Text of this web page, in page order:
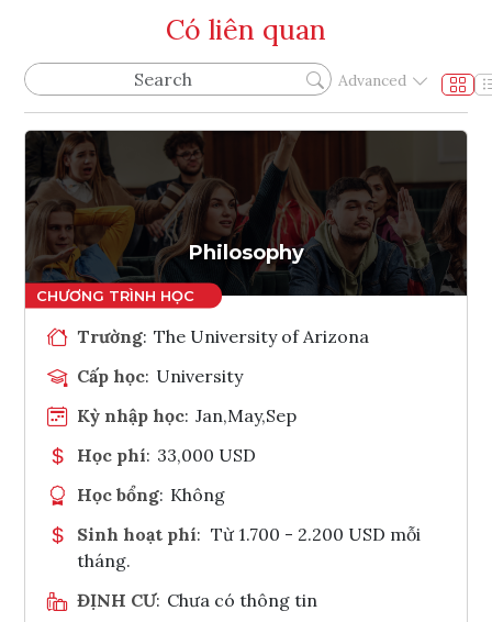
Có liên quan
Advanced
Philosophy
Trường: The University of Arizona
Cấp học: University
Kỳ nhập học: Jan,May,Sep
Học phí: 33,000 USD
Học bổng: Không
Sinh hoạt phí: Từ 1.700 - 2.200 USD mỗi
tháng.
ĐỊNH CƯ: Chưa có thông tin